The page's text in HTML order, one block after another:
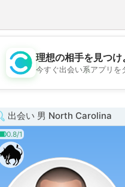
💖
理想の相手を見つけ
今すぐ出会い系アプリを
出会い 男 North Carolina
0.8/1